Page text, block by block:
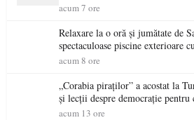
acum 7 ore
Relaxare la o oră și jumătate de
spectaculoase piscine exterioare
ideale pentru o escapadă de vară
acum 8 ore
„Corabia piraților” a acostat la
și lecții despre democrație
acum 13 ore